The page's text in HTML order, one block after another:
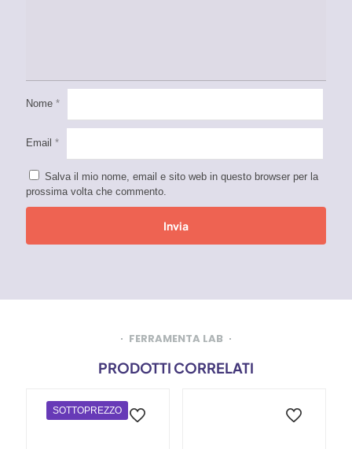
Nome *
Email *
Salva il mio nome, email e sito web in questo browser per la
prossima volta che commento.
FERRAMENTA LAB
PRODOTTI CORRELATI
SOTTOPREZZO